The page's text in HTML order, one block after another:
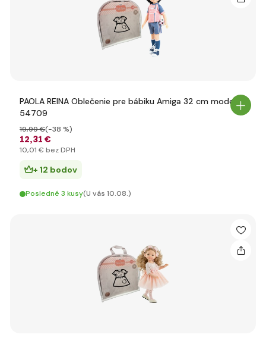
PAOLA REINA Oblečenie pre bábiku Amiga 32 cm model
54709
12,31 €
19,99 €(-38 %)
10,01 € bez DPH
+ 12 bodov
Posledné 3 kusy(U vás 10.08.)